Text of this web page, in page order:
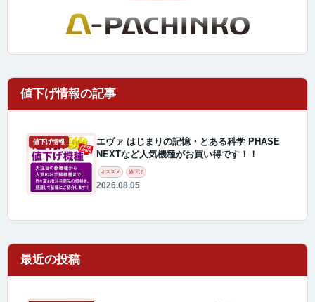
値下げ情報
エヴァ はじまりの記憶・とある科学 PHASE
NEXTなど人気機種がお買い得です！！
オススメ 値下げ
2026.08.05
最近の投稿